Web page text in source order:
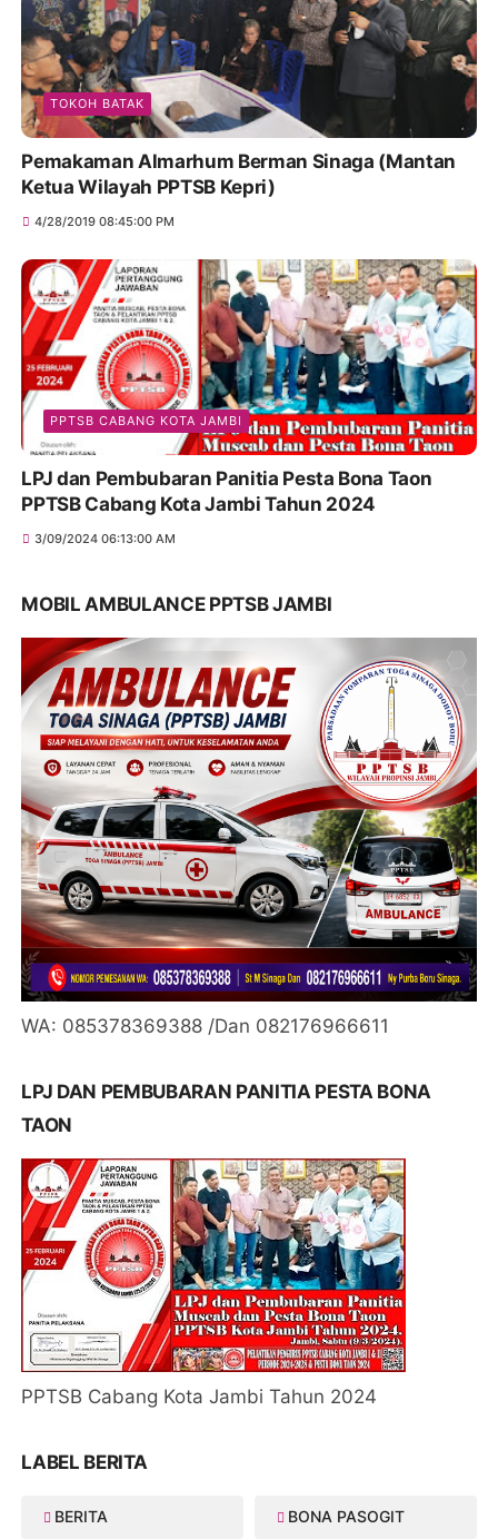
TOKOH BATAK
Pemakaman Almarhum Berman Sinaga (Mantan
Ketua Wilayah PPTSB Kepri)
4/28/2019 08:45:00 PM
PPTSB CABANG KOTA JAMBI
LPJ dan Pembubaran Panitia Pesta Bona Taon
PPTSB Cabang Kota Jambi Tahun 2024
3/09/2024 06:13:00 AM
MOBIL AMBULANCE PPTSB JAMBI
WA: 085378369388 /Dan 082176966611
LPJ DAN PEMBUBARAN PANITIA PESTA BONA
TAON
PPTSB Cabang Kota Jambi Tahun 2024
LABEL BERITA
BERITA BONA PASOGIT